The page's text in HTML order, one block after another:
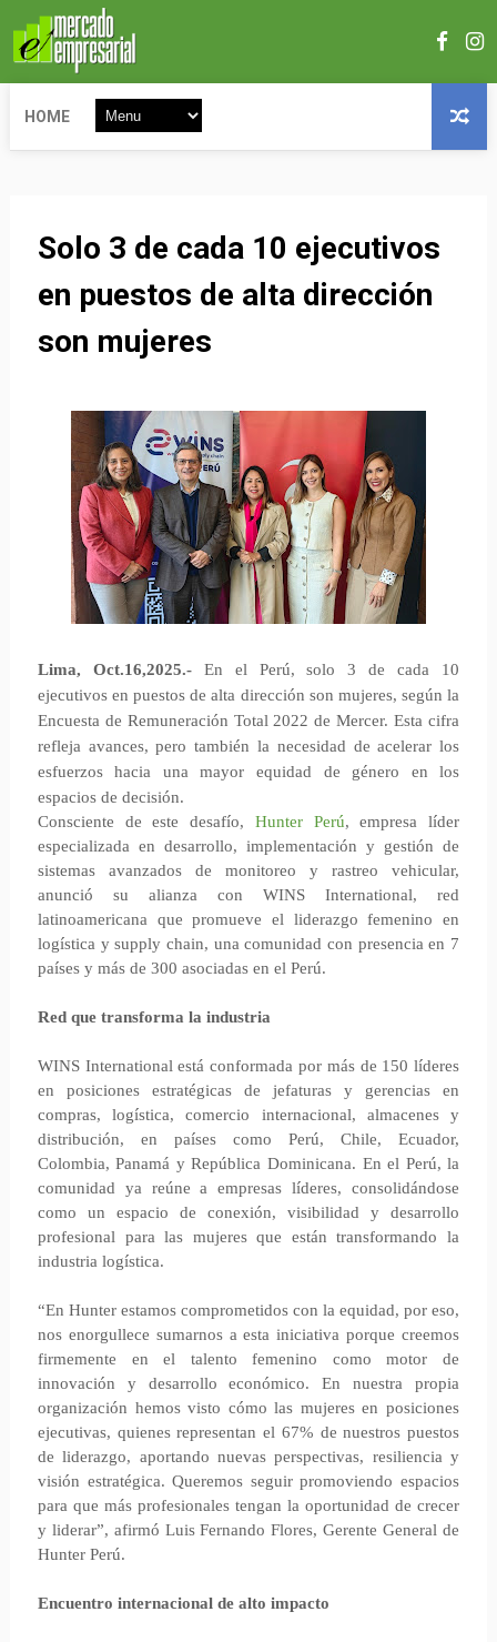
HOME
Solo 3 de cada 10 ejecutivos
en puestos de alta dirección
son mujeres
Lima, Oct.16,2025.-En el Perú, solo 3 de cada 10
ejecutivos en puestos de alta dirección son mujeres, según la
Encuesta de Remuneración Total 2022 de Mercer. Esta cifra
refleja avances, pero también la necesidad de acelerar los
esfuerzos hacia una mayor equidad de género en los
espacios de decisión.
Consciente de este desafío, Hunter Perú, empresa líder
especializada en desarrollo, implementación y gestión de
sistemas avanzados de monitoreo y rastreo vehicular,
anunció su alianza con WINS International, red
latinoamericana que promueve el liderazgo femenino en
logística y supply chain, una comunidad con presencia en 7
países y más de 300 asociadas en el Perú.
Red que transforma la industria
WINS International está conformada por más de 150 líderes
en posiciones estratégicas de jefaturas y gerencias en
compras, logística, comercio internacional, almacenes y
distribución, en países como Perú, Chile, Ecuador,
Colombia, Panamá y República Dominicana. En el Perú, la
comunidad ya reúne a empresas líderes, consolidándose
como un espacio de conexión, visibilidad y desarrollo
profesional para las mujeres que están transformando la
industria logística.
“En Hunter estamos comprometidos con la equidad, por eso,
nos enorgullece sumarnos a esta iniciativa porque creemos
firmemente en el talento femenino como motor de
innovación y desarrollo económico. En nuestra propia
organización hemos visto cómo las mujeres en posiciones
ejecutivas, quienes representan el 67% de nuestros puestos
de liderazgo, aportando nuevas perspectivas, resiliencia y
visión estratégica. Queremos seguir promoviendo espacios
para que más profesionales tengan la oportunidad de crecer
y liderar”, afirmó Luis Fernando Flores, Gerente General de
Hunter Perú.
Encuentro internacional de alto impacto